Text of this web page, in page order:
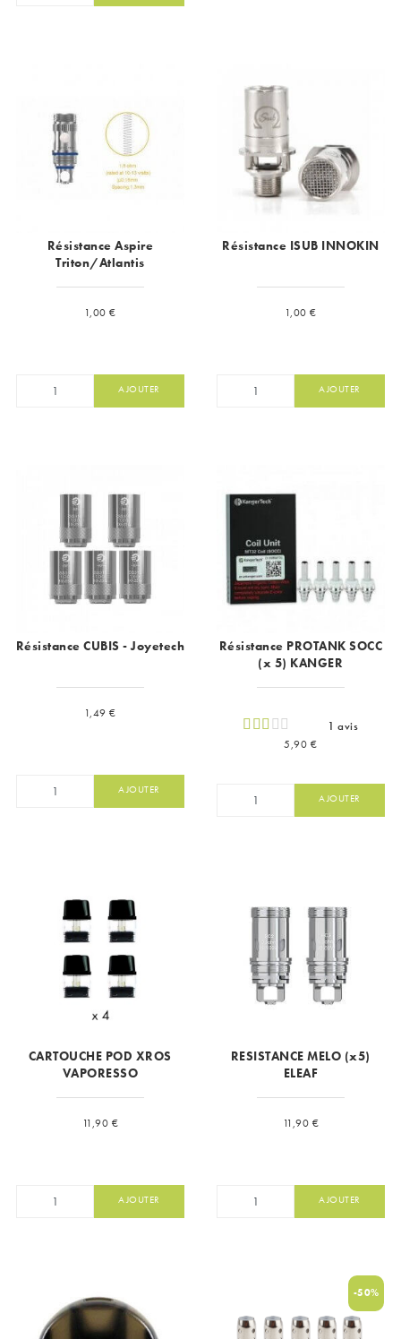
Résistance Aspire
Triton/Atlantis
Prix
1,00 €
AJOUTER
Résistance ISUB INNOKIN
Prix
1,00 €
AJOUTER
Résistance CUBIS - Joyetech
Prix
1,49 €
AJOUTER
Résistance PROTANK SOCC
(x 5) KANGER
1 avis
Prix
5,90 €
AJOUTER
CARTOUCHE POD XROS
VAPORESSO
Prix
11,90 €
AJOUTER
RESISTANCE MELO (x5)
ELEAF
Prix
11,90 €
AJOUTER
-50%